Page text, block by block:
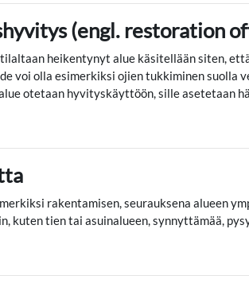
(engl. restoration
heikentynyt alue käsitellään siten,
voi olla esimerkiksi ojien tukkiminen suolla
otetaan hyvityskäyttöön, silleasetetaan
rakentamisen, seurauksena alueen
kuten tien tai asuinalueen, synnyttämää,